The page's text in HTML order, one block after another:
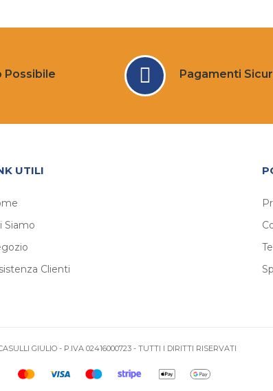
Possibile Pagamenti
UTILI
Siamo
Clienti
GIULIO - P.IVA 02416000723 - TUTTI I DIRITTI RISERVATI